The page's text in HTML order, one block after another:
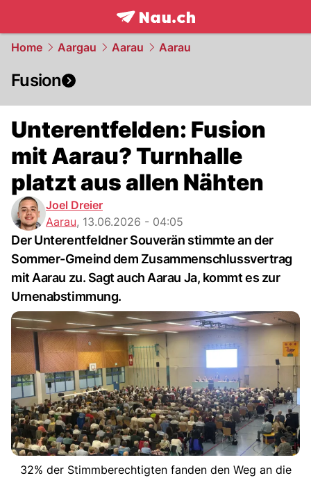
frontpage.NAU.ch
Home Aargau Aarau Aarau
Fusion
Unterentfelden: Fusion
mit Aarau? Turnhalle
platzt aus allen Nähten
Joel Dreier
Aarau, 13.06.2026 - 04:05
Der Unterentfeldner Souverän stimmte an der
Sommer-Gmeind dem Zusammenschlussvertrag
mit Aarau zu. Sagt auch Aarau Ja, kommt es zur
Urnenabstimmung.
32% der Stimmberechtigten fanden den Weg an die